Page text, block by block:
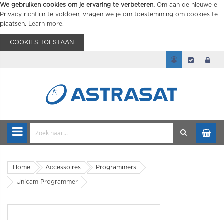
We gebruiken cookies om je ervaring te verbeteren. Om aan de nieuwe e-
Privacy richtlijn te voldoen, vragen we je om toestemming om cookies te
plaatsen.
Learn more.
COOKIES TOESTAAN
Home Accessoires Programmers
Unicam Programmer